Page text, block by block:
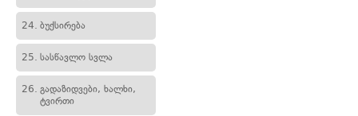
24. ბუქსირება
25. სასწავლო სვლა
26. გადაზიდვები, ხალხი,
ტვირთი